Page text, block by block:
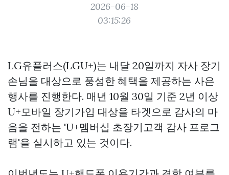
2026-06-18
03:15:26
LG유플러스(LGU+)는 내달 20일까지 자사 장기
손님을 대상으로 풍성한 혜택을 제공하는 사은
행사를 진행한다. 매년 10월 30일 기준 2년 이상
U+모바일 장기가입 대상을 타겟으로 감사의 마
음을 전하는 'U+멤버십 초장기고객 감사 프로그
램'을 실시하고 있는 것이다.